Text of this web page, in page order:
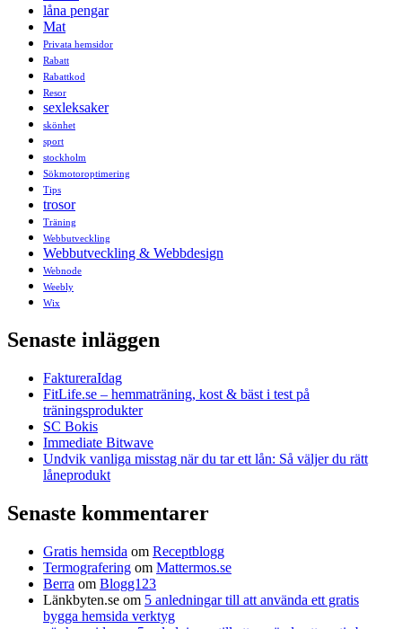
låna pengar
Mat
Privata hemsidor
Rabatt
Rabattkod
Resor
sexleksaker
skönhet
sport
stockholm
Sökmotoroptimering
Tips
trosor
Träning
Webbutveckling
Webbutveckling & Webbdesign
Webnode
Weebly
Wix
Senaste inläggen
FaktureraIdag
FitLife.se – hemmaträning, kost & bäst i test på
träningsprodukter
SC Bokis
Immediate Bitwave
Undvik vanliga misstag när du tar ett lån: Så väljer du rätt
låneprodukt
Senaste kommentarer
Gratis hemsida om Receptblogg
Termografering om Mattermos.se
Berra om Blogg123
Länkbyten.se om 5 anledningar till att använda ett gratis
bygga hemsida verktyg